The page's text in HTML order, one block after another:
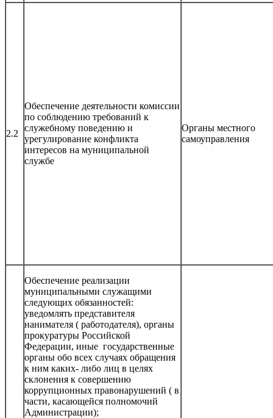
2.2
Обеспечение деятельности комиссии
по соблюдению требований к
служебному поведению и
урегулирование конфликта
интересов на муниципальной
службе
Органы местного
самоуправления
Обеспечение реализации
муниципальными служащими
следующих обязанностей:
уведомлять представителя
нанимателя ( работодателя), органы
прокуратуры Российской
Федерации, иные государственные
органы обо всех случаях обращения
к ним каких- либо лиц в целях
склонения к совершению
коррупционных правонарушений ( в
части, касающейся полномочий
Администрации);